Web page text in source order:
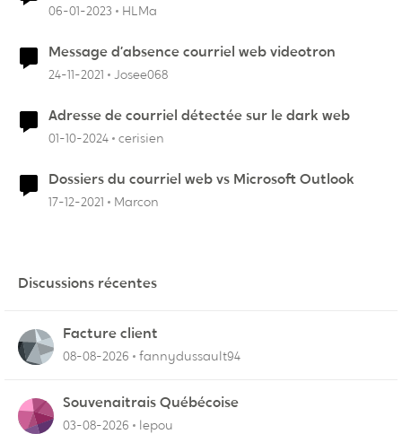
06-01-2023 HLMa
Message d’absence courriel web videotron
24-11-2021 Josee068
Adresse de courriel détectée sur le dark web
01-10-2024 cerisien
Dossiers du courriel web vs Microsoft Outlook
17-12-2021 Marcon
Discussions récentes
Facture client
08-08-2026 fannydussault94
Souvenaitrais Québécoise
03-08-2026 lepou